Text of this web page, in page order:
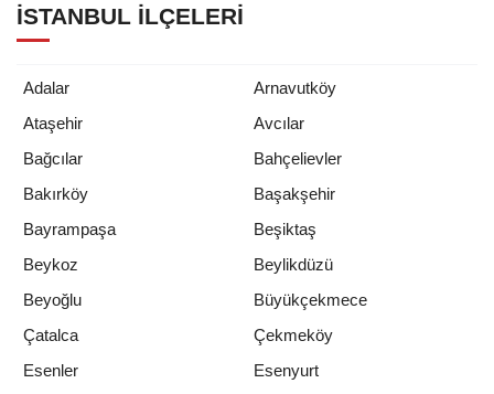
İSTANBUL İLÇELERI
Adalar
Arnavutköy
Ataşehir
Avcılar
Bağcılar
Bahçelievler
Bakırköy
Başakşehir
Bayrampaşa
Beşiktaş
Beykoz
Beylikdüzü
Beyoğlu
Büyükçekmece
Çatalca
Çekmeköy
Esenler
Esenyurt